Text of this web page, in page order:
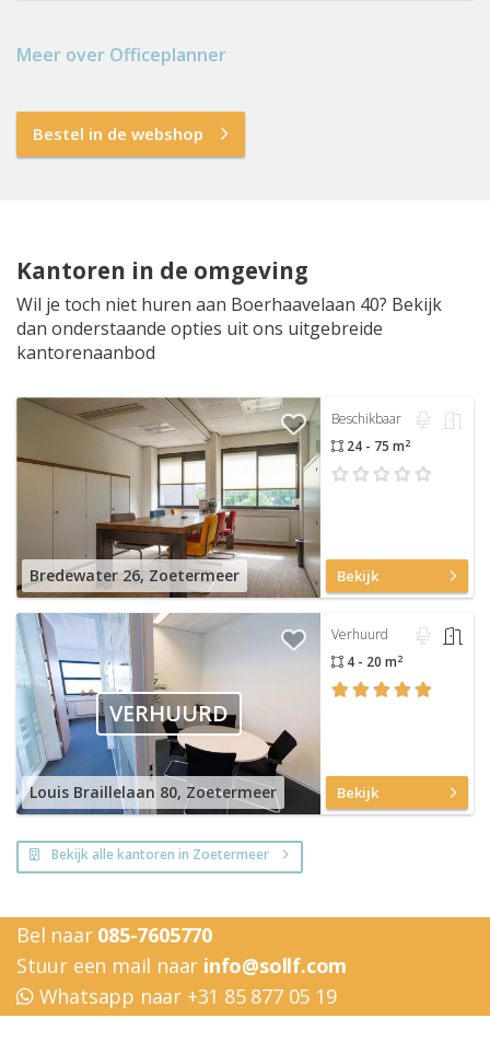
Meer over Officeplanner
Bestel in de webshop
Kantoren in de omgeving
Wil je toch niet huren aan Boerhaavelaan 40? Bekijk
dan onderstaande opties uit ons uitgebreide
kantorenaanbod
Bredewater 26, Zoetermeer
Beschikbaar
24 - 75 m2
Bekijk
Louis Braillelaan 80, Zoetermeer
VERHUURD
Verhuurd
4 - 20 m2
Bekijk
Bekijk alle kantoren in Zoetermeer
Bel naar 085-7605770
Stuur een mail naar info@sollf.com
Whatsapp naar +31 85 877 05 19